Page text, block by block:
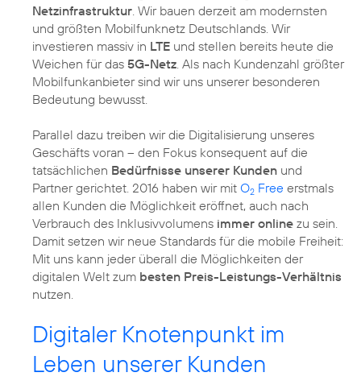
Netzinfrastruktur . Wir bauen derzeit am modernsten
und größten Mobilfunknetz Deutschlands. Wir
investieren massiv in LTE und stellen bereits heute die
Weichen für das 5G-Netz . Als nach Kundenzahl größter
Mobilfunkanbieter sind wir uns unserer besonderen
Bedeutung bewusst.
Parallel dazu treiben wir die Digitalisierung unseres
Geschäfts voran – den Fokus konsequent auf die
tatsächlichen Bedürfnisse unserer Kunden und
Partner gerichtet. 2016 haben wir mit O2 Free erstmals
allen Kunden die Möglichkeit eröffnet, auch nach
Verbrauch des Inklusivvolumens immer online zu sein.
Damit setzen wir neue Standards für die mobile Freiheit:
Mit uns kann jeder überall die Möglichkeiten der
digitalen Welt zum besten Preis-Leistungs-Verhältnis
nutzen.
Digitaler Knotenpunkt im
Leben unserer Kunden